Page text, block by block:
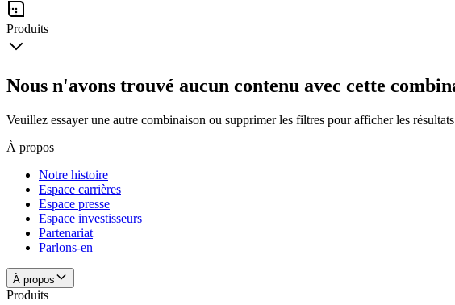
Produits
Nous n'avons trouvé aucun contenu avec cette
Veuillez essayer une autre combinaison ou supprimer les filtres pour afficher les
À propos
Notre histoire
Espace carrières
Espace presse
Espace investisseurs
Partenariat
Parlons-en
À propos
Produits